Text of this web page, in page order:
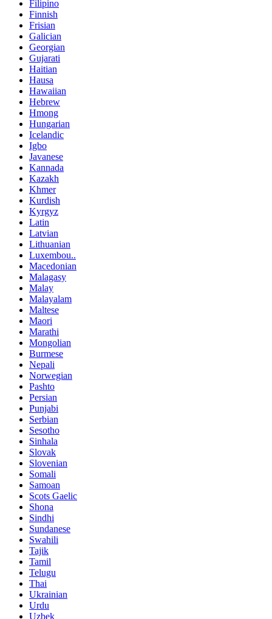
Filipino
Finnish
Frisian
Galician
Georgian
Gujarati
Haitian
Hausa
Hawaiian
Hebrew
Hmong
Hungarian
Icelandic
Igbo
Javanese
Kannada
Kazakh
Khmer
Kurdish
Kyrgyz
Latin
Latvian
Lithuanian
Luxembou..
Macedonian
Malagasy
Malay
Malayalam
Maltese
Maori
Marathi
Mongolian
Burmese
Nepali
Norwegian
Pashto
Persian
Punjabi
Serbian
Sesotho
Sinhala
Slovak
Slovenian
Somali
Samoan
Scots Gaelic
Shona
Sindhi
Sundanese
Swahili
Tajik
Tamil
Telugu
Thai
Ukrainian
Urdu
Uzbek